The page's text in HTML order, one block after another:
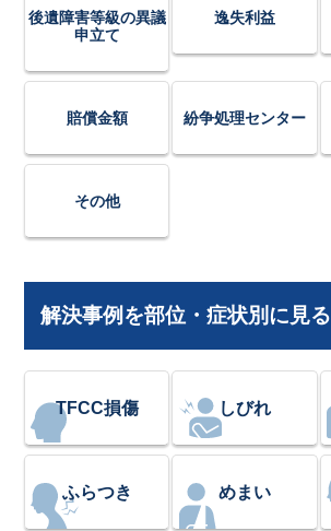
後遺障害等級の異議
申立て
逸失利益
賠償金額 紛争処理センター
その他
解決事例を部位・症状別に見る
TFCC損傷 しびれ
ふらつき めまい